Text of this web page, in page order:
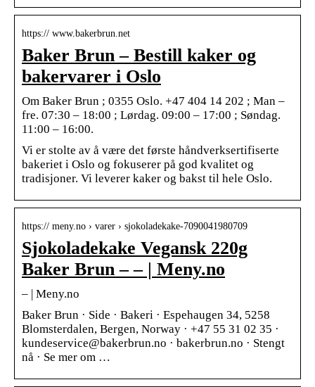
https:// www.bakerbrun.net
Baker Brun – Bestill kaker og
bakervarer i Oslo
Om Baker Brun ; 0355 Oslo. +47 404 14 202 ; Man –
fre. 07:30 – 18:00 ; Lørdag. 09:00 – 17:00 ; Søndag.
11:00 – 16:00.
Vi er stolte av å være det første håndverksertifiserte
bakeriet i Oslo og fokuserer på god kvalitet og
tradisjoner. Vi leverer kaker og bakst til hele Oslo.
https:// meny.no › varer › sjokoladekake-7090041980709
Sjokoladekake Vegansk 220g
Baker Brun – – | Meny.no
– | Meny.no
Baker Brun · Side · Bakeri · Espehaugen 34, 5258
Blomsterdalen, Bergen, Norway · +47 55 31 02 35 ·
kundeservice@bakerbrun.no · bakerbrun.no · Stengt
nå · Se mer om …